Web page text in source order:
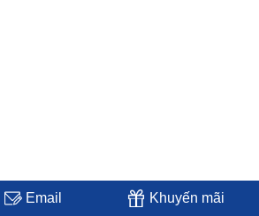
Khuyến mãi
Email